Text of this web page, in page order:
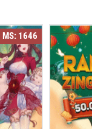
MS: 1646